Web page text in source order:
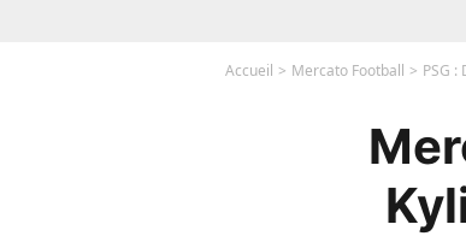
Accueil Mercato Football PSG